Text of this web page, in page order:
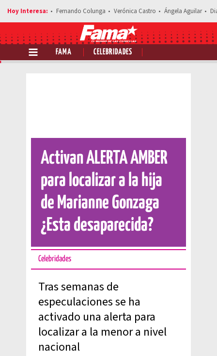
Fernando Colunga Verónica Castro Ángela Aguilar
FAMA CELEBRIDADES
Comparte esta noticia
Activan ALERTA AMBER
para localizar a la hija
de Marianne Gonzaga
¿Esta desaparecida?
Celebridades
Tras semanas de
especulaciones se ha
activado una alerta para
localizar a la menor a nivel
nacional